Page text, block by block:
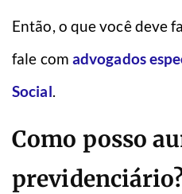
Então, o que você deve
fale com advogados
Social.
Como posso